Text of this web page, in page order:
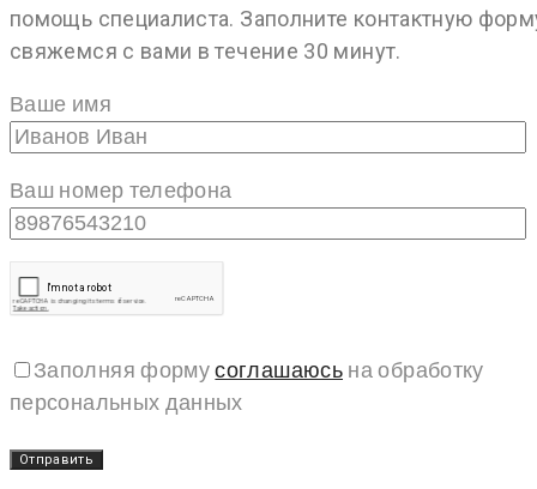
помощь специалиста. Заполните контактную
свяжемся с вами в течение 30 минут.
Ваше имя
Ваш номер телефона
Заполняя формусоглашаюсь на обработку
персональных данных